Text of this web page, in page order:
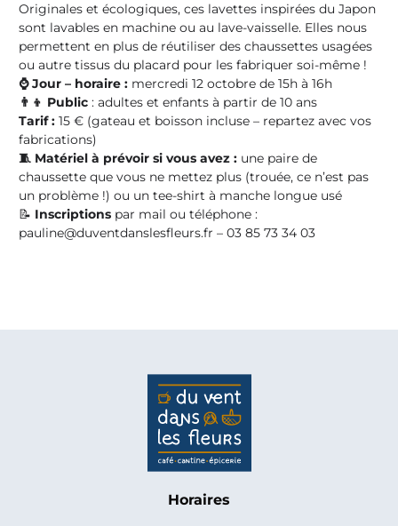
Originales et écologiques, ces lavettes inspirées du Japon
sont lavables en machine ou au lave-vaisselle. Elles nous
permettent en plus de réutiliser des chaussettes usagées
ou autre tissus du placard pour les fabriquer soi-même !
⌚ Jour – horaire : mercredi 12 octobre de 15h à 16h
👨‍👦 Public : adultes et enfants à partir de 10 ans
Tarif : 15 € (gateau et boisson incluse – repartez avec vos
fabrications)
🧵 Matériel à prévoir si vous avez : une paire de
chaussette que vous ne mettez plus (trouée, ce n’est pas
un problème !) ou un tee-shirt à manche longue usé
📝 Inscriptions par mail ou téléphone :
pauline@duventdanslesfleurs.fr – 03 85 73 34 03
Horaires